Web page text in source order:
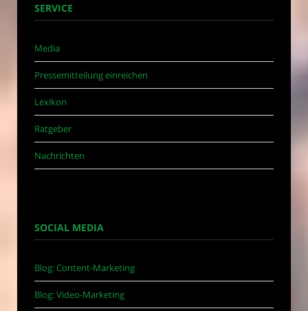
SERVICE
Media
Pressemitteilung einreichen
Lexikon
Ratgeber
Nachrichten
SOCIAL MEDIA
Blog: Content-Marketing
Blog: Video-Marketing